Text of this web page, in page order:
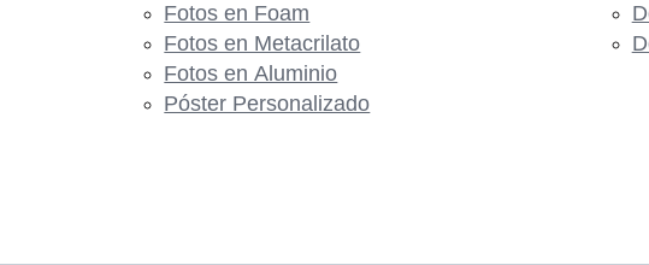
Fotos en Foam
Fotos en Metacrilato
Fotos en Aluminio
Póster Personalizado